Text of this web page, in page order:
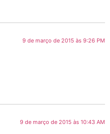
9 de março de 2015 às 9:26 PM
9 de março de 2015 às 10:43 AM